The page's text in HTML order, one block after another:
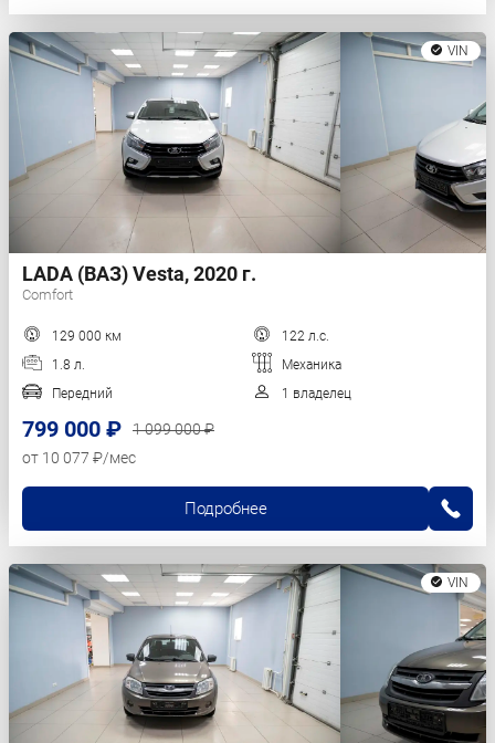
VIN
LADA (ВАЗ) Vesta, 2020 г.
Comfort
129 000 км
122 л.с.
1.8 л.
Механика
Передний
1 владелец
799 000 ₽
1 099 000 ₽
от 10 077 ₽/мес
Подробнее
VIN